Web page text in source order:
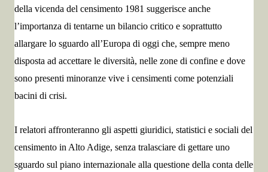
della vicenda del censimento 1981 suggerisce anche
l’importanza di tentarne un bilancio critico e soprattutto
allargare lo sguardo all’Europa di oggi che, sempre meno
disposta ad accettare le diversità, nelle zone di confine e dove
sono presenti minoranze vive i censimenti come potenziali
bacini di crisi.
I relatori affronteranno gli aspetti giuridici, statistici e sociali del
censimento in Alto Adige, senza tralasciare di gettare uno
sguardo sul piano internazionale alla questione della conta delle